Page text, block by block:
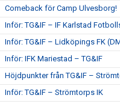
Comeback för Camp Ulvesborg!
Inför: TG&IF – IF Karlstad
Inför: TG&IF – Lidköpings FK
Inför: IFK Mariestad – TG&IF
Höjdpunkter från TG&IF –
Inför: TG&IF – Strömtorps IK